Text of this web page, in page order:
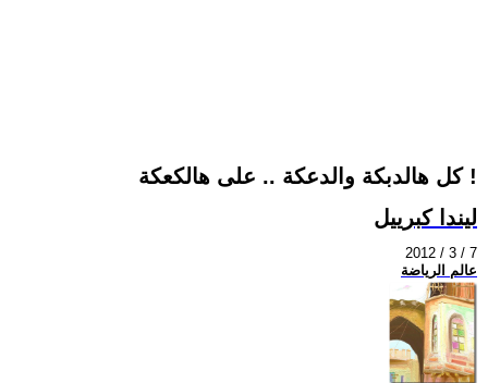
كل هالدبكة والدعكة .. على هالكعكة !
ليندا كبرييل
2012 / 3 / 7
عالم الرياضة